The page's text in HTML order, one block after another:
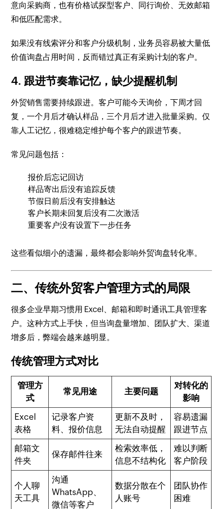
意向采购商，也有价格试探型客户、同行询价、无效邮箱
和低匹配需求。
如果没有线索评分和客户分级机制，业务员容易被大量低
价值询盘占用时间，反而错过真正有采购计划的客户。
4. 跟进节奏靠记忆，缺少提醒机制
外贸销售需要持续跟进。客户可能今天询价，下周才回
复，一个月后才确认样品，三个月后才进入批量采购。仅
靠人工记忆，很难稳定维护每个客户的跟进节奏。
常见问题包括：
报价后忘记回访
样品寄出后没有追踪反馈
节假日前后没有安排触达
客户长期未回复后没有二次激活
重要客户没有设置下一步任务
这些看似细小的遗漏，最终都会影响外贸询盘转化率。
二、传统外贸客户管理方式的局限
很多企业早期习惯用 Excel、邮箱和即时通讯工具管理客
户。这种方式上手快，但当询盘量增加、团队扩大、渠道
增多后，弊端会越来越明显。
传统管理方式对比
管理方
式
常见用途 主要问题
对转化的
影响
Excel
表格
记录客户资
料、报价信息
更新不及时，
无法自动提醒
容易遗漏
跟进节点
邮箱文
件夹
保存邮件往来
检索效率低，
信息不结构化
难以判断
客户阶段
个人聊
天工具
沟通
WhatsApp、
微信等客户
数据分散在个
人账号
团队协作
困难